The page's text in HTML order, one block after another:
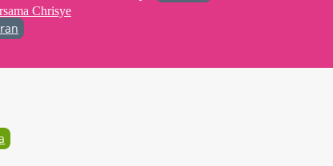
Chrisye